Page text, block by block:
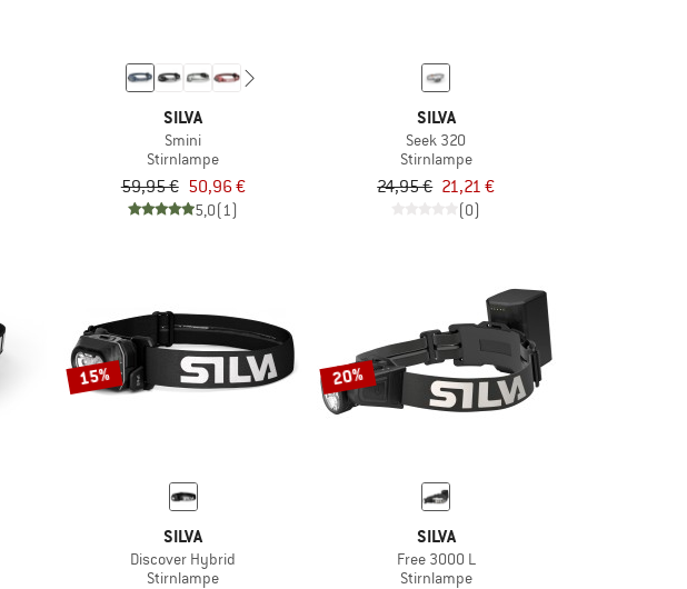
SILVA
Smini
Stirnlampe
59,95 € 50,96 €
5,0(1)
SILVA
Seek 320
Stirnlampe
24,95 € 21,21 €
(0)
15%
SILVA
Discover Hybrid
Stirnlampe
20%
SILVA
Free 3000 L
Stirnlampe